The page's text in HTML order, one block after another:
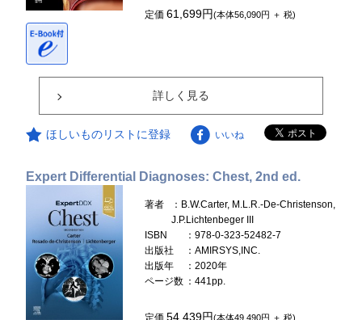
定価61,699円(本体56,090円 ＋ 税)
詳しく見る
ほしいものリストに登録 いいね
Expert Differential Diagnoses: Chest, 2nd ed.
著者
：B.W.Carter, M.L.R.-De-Christenson,
J.P.Lichtenbeger III
ISBN
：978-0-323-52482-7
出版社
：AMIRSYS,INC.
出版年
：2020年
ページ数 ：441pp.
54,439円(本体49,490円 ＋ 税)